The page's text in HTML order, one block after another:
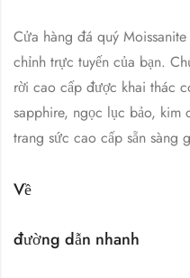
Cửa hàng đá quý
chỉnh trực tuyến của bạn.
rời cao cấp được khai thác
sapphire, ngọc lục bảo, kim
trang sức cao cấp sẵn sàng
Về
đường dẫn nhanh